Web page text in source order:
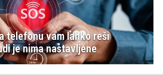
telefonu vam lahko reši
je nima nastavljene